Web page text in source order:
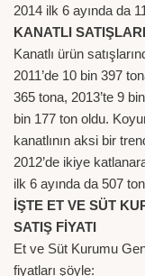
2014 ilk 6 ayında da
KANATLI
Kanatlı ürün
2011’de 10 bin 397
365 tona, 2013’te 9
bin 177 ton oldu.
kanatlının aksi bir
2012’de ikiye
ilk 6 ayında da 507
İŞTE ET VE SÜT
SATIŞ FİYATI
Et ve Süt Kurumu
fiyatları şöyle: